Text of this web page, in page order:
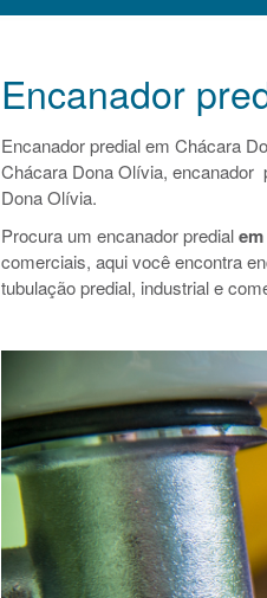
Encanador
Encanador predial em Chácara
Chácara Dona Olívia, encanador
Dona Olívia.
Procura um encanador predial
comerciais, aqui você encontra
tubulação predial, industrial e